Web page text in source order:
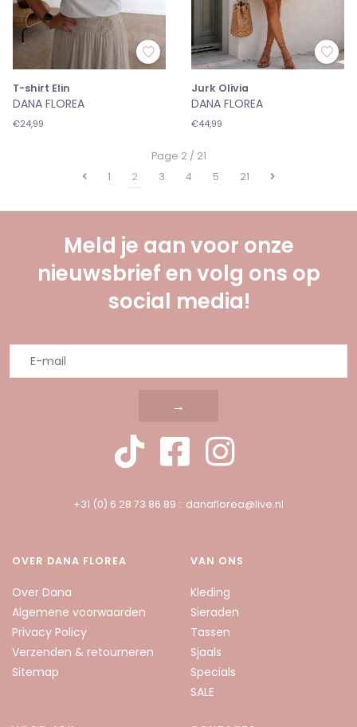
T-shirt Elin
DANA FLOREA
€24,99
Jurk Olivia
DANA FLOREA
€44,99
Page 2 / 21
1
2 3 4 5 21
Meld je aan voor onze
nieuwsbrief en volg ons op
social media!
→
+31 (0) 6 28 73 86 89 :: danaflorea@live.nl
OVER DANA FLOREA
Over Dana
Algemene voorwaarden
Privacy Policy
Verzenden & retourneren
Sitemap
VAN ONS
Kleding
Sieraden
Tassen
Sjaals
Specials
SALE